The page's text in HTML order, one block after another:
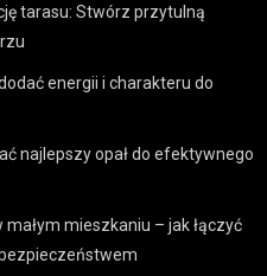
tarasu: Stwórz przytulną
energii i charakteru do
najlepszy opał do efektywnego
mieszkaniu – jak łączyć